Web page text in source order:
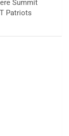
Summit
Patriots